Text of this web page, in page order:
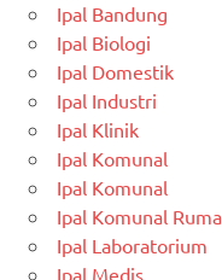
Ipal Bandung
Ipal Biologi
Ipal Domestik
Ipal Industri
Ipal Klinik
Ipal Komunal
Ipal Komunal
Ipal Komunal
Ipal Laboratorium
Ipal Medis